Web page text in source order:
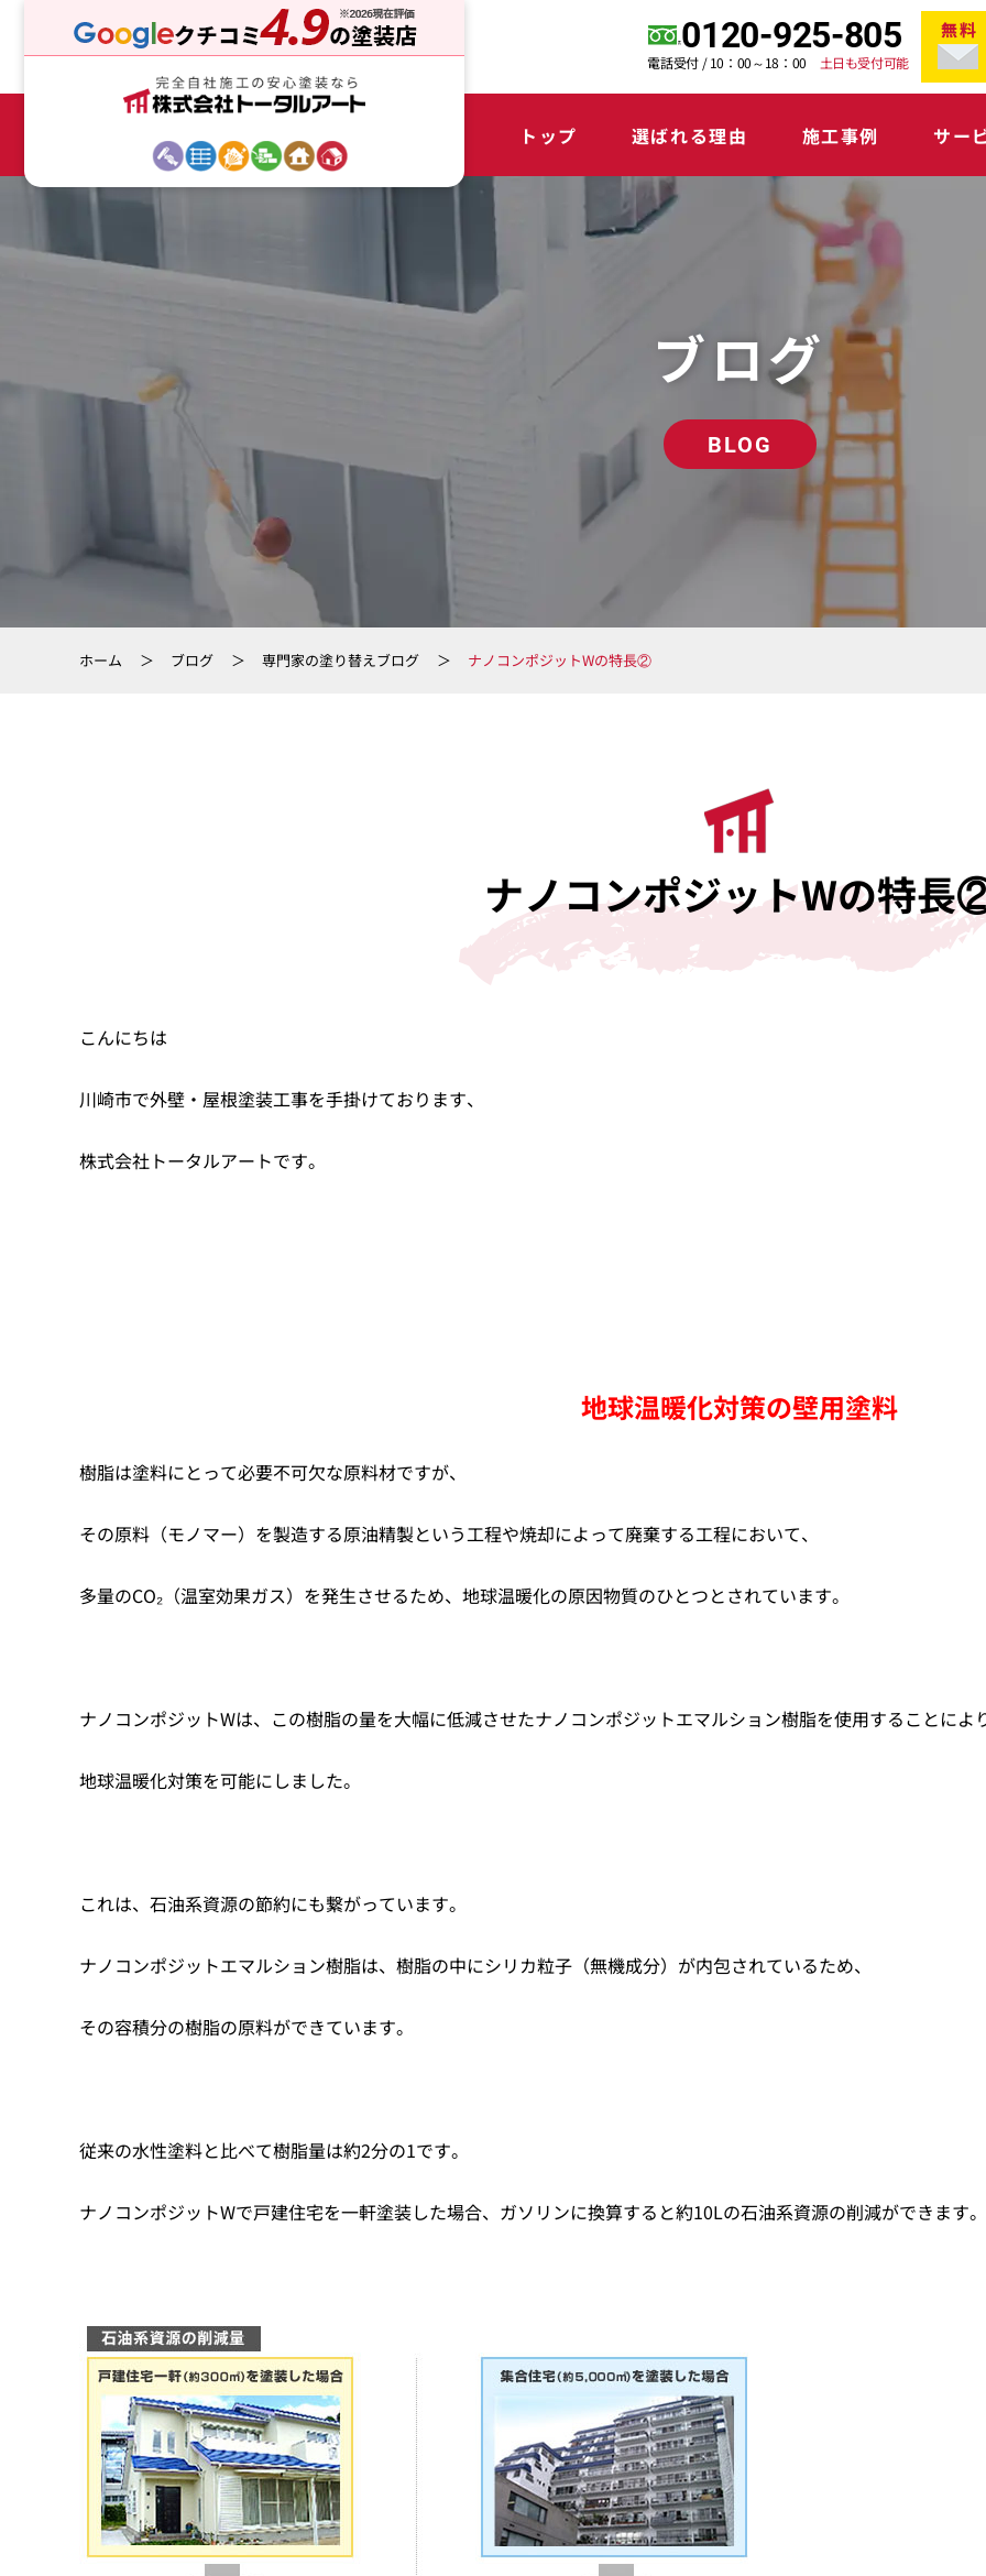
0120-925-805
電話受付 / 10：00～18：00 土日も受付可能
無料
トップ 選ばれる理由 施工事例 サー
ブログ
BLOG
ホーム ブログ 専門家の塗り替えブログ ナノコンポジットWの特長②
ナノコンポジットWの特長
こんにちは
川崎市で外壁・屋根塗装工事を手掛けております、
株式会社トータルアートです。
地球温暖化対策の壁用塗料
樹脂は塗料にとって必要不可欠な原料材ですが、
その原料（モノマー）を製造する原油精製という工程や焼却によって廃棄する工程において、
多量のCO₂（温室効果ガス）を発生させるため、地球温暖化の原因物質のひとつとされています。
ナノコンポジットWは、この樹脂の量を大幅に低減させたナノコンポジットエマルション樹脂を使用することによ
地球温暖化対策を可能にしました。
これは、石油系資源の節約にも繋がっています。
ナノコンポジットエマルション樹脂は、樹脂の中にシリカ粒子（無機成分）が内包されているため、
その容積分の樹脂の原料ができています。
従来の水性塗料と比べて樹脂量は約2分の1です。
ナノコンポジットWで戸建住宅を一軒塗装した場合、ガソリンに換算すると約10Lの石油系資源の削減ができます。